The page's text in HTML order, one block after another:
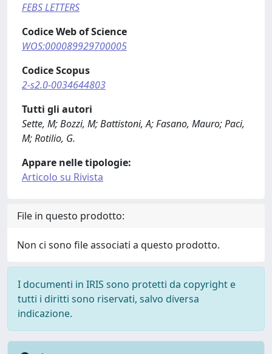
FEBS LETTERS
Codice Web of Science
WOS:000089929700005
Codice Scopus
2-s2.0-0034644803
Tutti gli autori
Sette, M; Bozzi, M; Battistoni, A; Fasano, Mauro; Paci,
M; Rotilio, G.
Appare nelle tipologie:
Articolo su Rivista
File in questo prodotto:
Non ci sono file associati a questo prodotto.
I documenti in IRIS sono protetti da copyright e
tutti i diritti sono riservati, salvo diversa
indicazione.